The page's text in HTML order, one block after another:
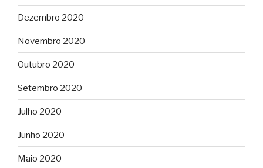
Dezembro 2020
Novembro 2020
Outubro 2020
Setembro 2020
Julho 2020
Junho 2020
Maio 2020